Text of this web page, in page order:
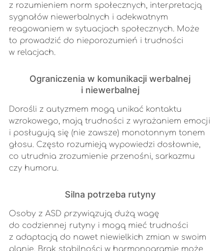
z rozumieniem norm społecznych, interpretacją
sygnałów niewerbalnych i adekwatnym
reagowaniem w sytuacjach społecznych. Może
to prowadzić do nieporozumień i trudności
w relacjach.
Ograniczenia w komunikacji werbalnej
i niewerbalnej
Dorośli z autyzmem mogą unikać kontaktu
wzrokowego, mają trudności z wyrażaniem emocji
i posługują się (nie zawsze) monotonnym tonem
głosu. Często rozumieją wypowiedzi dosłownie,
co utrudnia zrozumienie przenośni, sarkazmu
czy humoru.
Silna potrzeba rutyny
Osoby z ASD przywiązują dużą wagę
do codziennej rutyny i mogą mieć trudności
z adaptacją do nawet niewielkich zmian w swoim
planie. Brak stabilności w harmonogramie może